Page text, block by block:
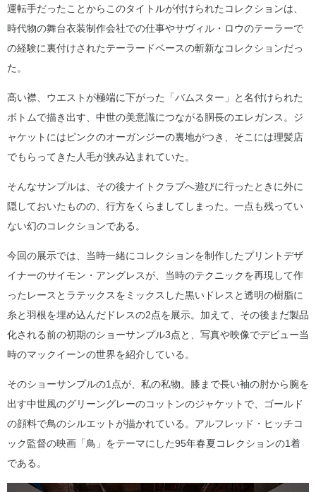
運転手だったことからこのタイトルが付けられたコレクションは、
時代物の舞台衣装制作会社での仕事やサヴィル・ロウのテーラーで
の経験に裏付けされたテーラードベースの斬新なコレクションだっ
た。
高い襟、ウエストが極端に下がった「バムスター」と名付けられた
ボトムで描き出す、中世の美意識につながる胴長のエレガンス。ジ
ャケットにはピンクのオーガンジーの裏地がつき、そこには理髪店
でもらってきた人毛が挟み込まれていた。
そんなサンプルは、その後ナイトクラブへ遊びに行ったときに外に
隠しておいたものの、行方をくらましてしまった。一点も残ってい
ない幻のコレクションである。
今回の展示では、当時一緒にコレクションを制作したプリントデザ
イナーのサイモン・アングレスが、当時のテクニックを再現して作
ったレースとラテックスをミックスした黒いドレスと透明の樹脂に
糸と羽根を埋め込んだドレスの2点を展示。加えて、その後まだ製品
化される前の初期のショーサンプル3点と、写真や映像でデビュー当
時のマックイーンの世界を紹介している。
そのショーサンプルの1点が、私の私物。膝まで長い袖の肘から腕を
出す中世風のグリーングレーのコットンのジャケットで、ゴールド
の顔料で鳥のシルエットが描かれている。アルフレッド・ヒッチコ
ック監督の映画「鳥」をテーマにした95年春夏コレクションの1着
である。